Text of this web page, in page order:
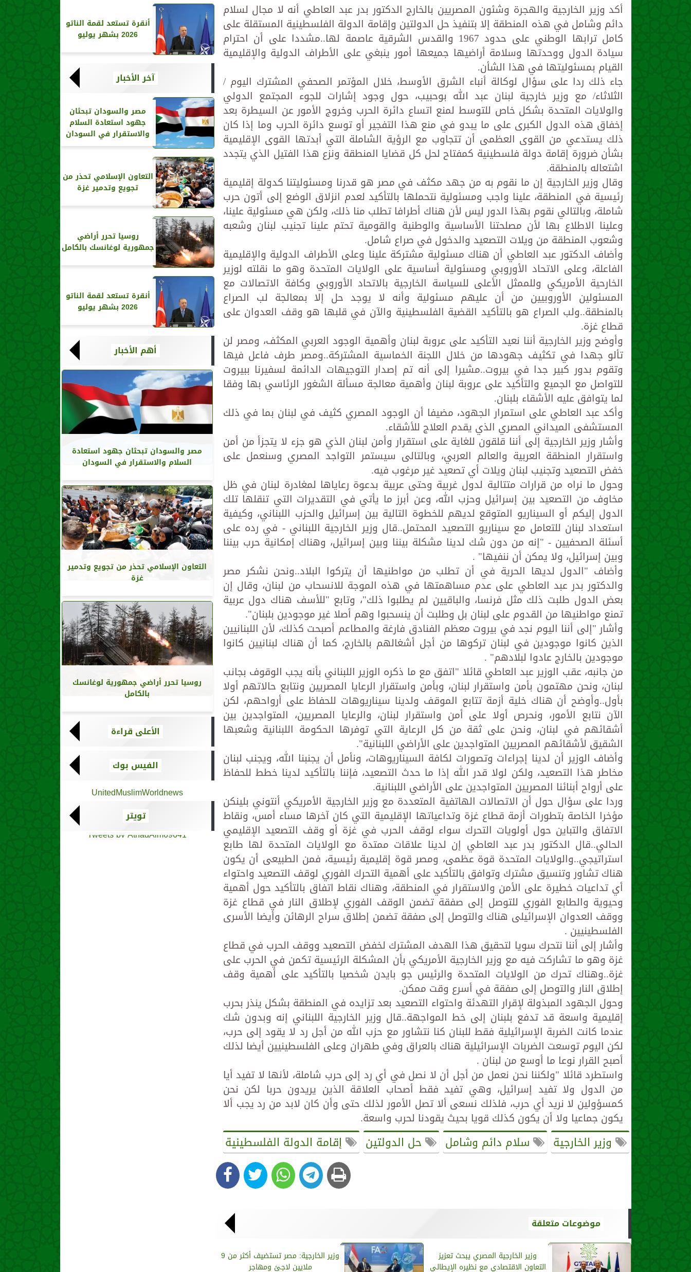
أكد وزير الخارجية والهجرة وشئون المصريين بالخارج الدكتور بدر عبد العاطي أنه لا مجال لسلام
دائم وشامل في هذه المنطقة إلا بتنفيذ حل الدولتين وإقامة الدولة الفلسطينية المستقلة على
كامل ترابها الوطني على حدود 1967 والقدس الشرقية عاصمة لها..مشددا على أن احترام
سيادة الدول ووحدتها وسلامة أراضيها جميعها أمور ينبغي على الأطراف الدولية والإقليمية
القيام بمسئوليتها في هذا الشأن.
جاء ذلك ردا على سؤال لوكالة أنباء الشرق الأوسط، خلال المؤتمر الصحفي المشترك اليوم /
الثلاثاء/ مع وزير خارجية لبنان عبد الله بوحبيب، حول وجود إشارات للجوء المجتمع الدولي
والولايات المتحدة بشكل خاص للتوسط لمنع اتساع دائرة الحرب وخروج الأمور عن السيطرة بعد
إخفاق هذه الدول الكبرى على ما يبدو في منع هذا التفجير أو توسع دائرة الحرب وما إذا كان
ذلك يستدعي من القوى العظمى أن تتجاوب مع الرؤية الشاملة التي أبدتها القوى الإقليمية
بشأن ضرورة إقامة دولة فلسطينية كمفتاح لحل كل قضايا المنطقة ونزع هذا الفتيل الذي يتجدد
اشتعاله بالمنطقة.
وقال وزير الخارجية إن ما نقوم به من جهد مكثف في مصر هو قدرنا ومسئوليتنا كدولة إقليمية
رئيسية في المنطقة، علينا واجب ومسئولية نتحملها بالتأكيد لعدم انزلاق الوضع إلى أتون حرب
شاملة، وبالتالي نقوم بهذا الدور ليس لأن هناك أطرافا تطلب منا ذلك، ولكن هي مسئولية علينا،
وعلينا الاطلاع بها لأن مصلحتنا الأساسية والوطنية والقومية تحتم علينا تجنيب لبنان وشعبه
وشعوب المنطقة من ويلات التصعيد والدخول في صراع شامل.
وأضاف الدكتور عبد العاطي أن هناك مسئولية مشتركة علينا وعلى الأطراف الدولية والإقليمية
الفاعلة، وعلى الاتحاد الأوروبي ومسئولية أساسية على الولايات المتحدة وهو ما نقلته لوزير
الخارحية الأمريكي وللممثل الأعلى للسياسة الخارجية بالاتحاد الأوروبي وكافة الاتصالات مع
المسئولين الأوروبيين من أن عليهم مسئولية وأنه لا يوجد حل إلا بمعالجة لب الصراع
بالمنطقة..ولب الصراع هو بالتأكيد القضية الفلسطينية والآن في قلبها هو وقف العدوان على
قطاع غزة.
وأوضح وزير الخارجية أننا نعيد التأكيد على عروبة لبنان وأهمية الوجود العربي المكثف، ومصر لن
تألو جهدا في تكثيف جهودها من خلال اللجنة الخماسية المشتركة..ومصر طرف فاعل فيها
وتقوم بدور كبير جدا في بيروت..مشيرا إلى أنه تم إصدار التوجيهات الدائمة لسفيرنا ببيروت
للتواصل مع الجميع والتأكيد على عروبة لبنان وأهمية معالجة مسألة الشغور الرئاسي بها وفقا
لما يتوافق عليه الأشقاء بلبنان.
وأكد عبد العاطي على استمرار الجهود، مضيفا أن الوجود المصري كثيف في لبنان بما في ذلك
المستشفى الميداني المصري الذي يقدم العلاج للأشقاء.
وأشار وزير الخارجية إلى أننا قلقون للغاية على استقرار وأمن لبنان الذي هو جزء لا يتجزأ من أمن
واستقرار المنطقة العربية والعالم العربي، وبالتالى سيستمر التواجد المصري وسنعمل على
خفض التصعيد وتجنيب لبنان ويلات أي تصعيد غير مرغوب فيه.
وحول ما نراه من قرارات متتالية لدول غربية وحتى عربية بدعوة رعاياها لمغادرة لبنان في ظل
مخاوف من التصعيد بين إسرائيل وحزب الله، وعن أبرز ما يأتي في التقديرات التي تنقلها تلك
الدول إليكم أو السيناريو المتوقع لديهم للخطوة التالية بين إسرائيل والحزب اللبناني، وكيفية
استعداد لبنان للتعامل مع سيناريو التصعيد المحتمل..قال وزير الخارجية اللبناني - في رده على
أسئلة الصحفيين - "إنه من دون شك لدينا مشكلة بيننا وبين إسرائيل، وهناك إمكانية حرب بيننا
وبين إسرائيل، ولا يمكن أن ننفيها" .
وأضاف "الدول لديها الحرية في أن تطلب من مواطنيها أن يتركوا البلاد..ونحن نشكر مصر
والدكتور بدر عبد العاطي على عدم مساهمتها في هذه الموجة للانسحاب من لبنان، وقال إن
بعض الدول طلبت ذلك مثل فرنسا، والباقيين لم يطلبوا ذلك"، وتابع "للأسف هناك دول عربية
تمنع مواطنيها من القدوم على لبنان بل وطلبت أن ينسحبوا وهم أصلا غير موجودين بلبنان".
وأشار "إلى أننا اليوم نجد في بيروت معظم الفنادق فارغة والمطاعم أصبحت كذلك، لأن اللبنانيين
الذين كانوا موجودين في لبنان تركوها من أجل أشغالهم بالخارج، كما أن هناك لبنانيين كانوا
موجودين بالخارج عادوا لبلادهم" .
من جانبه، عقب الوزير عبد العاطي قائلا "اتفق مع ما ذكره الوزير اللبناني بأنه يجب الوقوف بجانب
لبنان، ونحن مهتمون بأمن واستقرار لبنان، وبأمن واستقرار الرعايا المصريين ونتابع حالاتهم أولا
بأول..وأوضح أن هناك خلية أزمة تتابع الموقف ولدينا سيناريوهات للحفاظ على أرواحهم، لكن
الآن نتابع الأمور، ونحرص أولا على أمن واستقرار لبنان، والرعايا المصريين، المتواجدين بين
أشقائهم في لبنان، ونحن على ثقة من كل الرعاية التي توفرها الحكومة اللبنانية وشعبها
الشقيق لأشقائهم المصريين المتواجدين على الأراضي اللبنانية".
وأضاف الوزير أن لدينا إجراءات وتصورات لكافة السيناريوهات، ونأمل أن يجنبنا الله، ويجنب لبنان
مخاطر هذا التصعيد، ولكن لولا قدر الله إذا ما حدث التصعيد، فإننا بالتأكيد لدينا خطط للحفاظ
على أرواح أبنائنا المصريين المتواجدين على الأراضي اللبنانية.
وردا على سؤال حول أن الاتصالات الهاتفية المتعددة مع وزير الخارجية الأمريكي أنتوني بلينكن
مؤخرا الخاصة بتطورات أزمة قطاع غزة وتداعياتها الإقليمية التي كان آخرها مساء أمس، ونقاط
الاتفاق والتباين حول أولويات التحرك سواء لوقف الحرب في غزة أو وقف التصعيد الإقليمي
الحالي..قال الدكتور بدر عبد العاطي إن لدينا علاقات ممتدة مع الولايات المتحدة لها طابع
استراتيجي..والولايات المتحدة قوة عظمى، ومصر قوة إقليمية رئيسية، فمن الطبيعى أن يكون
هناك تشاور وتنسيق مشترك وتوافق بالتأكيد على أهمية التحرك الفوري لوقف التصعيد واحتواء
أي تداعيات خطيرة على الأمن والاستقرار في المنطقة، وهناك نقاط اتفاق بالتأكيد حول أهمية
وحيوية والطابع الفوري للتوصل إلى صفقة تضمن الوقف الفوري لإطلاق النار في قطاع غزة
ووقف العدوان الإسرائيلى هناك والتوصل إلى صفقة تضمن إطلاق سراح الرهائن وأيضا الأسرى
الفلسطينيين .
وأشار إلى أننا نتحرك سويا لتحقيق هذا الهدف المشترك لخفض التصعيد ووقف الحرب في قطاع
غزة وهو ما تشاركت فيه مع وزير الخارجية الأمريكي بأن المشكلة الرئيسية تكمن في الحرب على
غزة..وهناك تحرك من الولايات المتحدة والرئيس جو بايدن شخصيا بالتأكيد على أهمية وقف
إطلاق النار والتوصل إلى صفقة في أسرع وقت ممكن.
وحول الجهود المبذولة لإقرار التهدئة واحتواء التصعيد بعد تزايده في المنطقة بشكل ينذر بحرب
إقليمية واسعة قد تدفع بلبنان إلى خط المواجهة..قال وزير الخارجية اللبناني إنه وبدون شك
عندما كانت الضربة الإسرائيلية فقط للبنان كنا نتشاور مع حزب الله من أجل رد لا يقود إلى حرب،
لكن اليوم توسعت الضربات الإسرائيلية هناك بالعراق وفي طهران وعلى الفلسطينيين أيضا لذلك
أصبح القرار نوعا ما أوسع من لبنان .
واستطرد قائلا "ولكننا نحن نعمل من أجل أن لا نصل في أي رد إلى حرب شاملة، لأنها لا تفيد أيا
من الدول ولا تفيد إسرائيل، وهي تفيد فقط أصحاب العلاقة الذين يريدون حربا لكن نحن
كمسؤولين لا نريد أي حرب، فلذلك نسعى ألا تصل الأمور لذلك حتى وأن كان لابد من رد يجب ألا
يكون جماعيا ولا أن يكون كذلك قويا بحيث يقودنا لحرب واسعة.
وزير الخارجية سلام دائم وشامل حل الدولتين إقامة الدولة الفلسطينية
موضوعات متعلقة
وزير الخارجية المصري يبحث تعزيز
التعاون الاقتصادي مع نظيره الإيطالي
وزير الخارجية: مصر تستضيف أكثر من 9
ملايين لاجئ ومهاجر
أنقرة تستعد لقمة الناتو
2026 بشهر يوليو
آخر الأخبار
مصر والسودان تبحثان
جهود استعادة السلام
والاستقرار في السودان
التعاون الإسلامي تحذر من
تجويع وتدمير غزة
روسيا تحرر أراضي
جمهورية لوغانسك بالكامل
أنقرة تستعد لقمة الناتو
2026 بشهر يوليو
أهم الأخبار
مصر والسودان تبحثان جهود استعادة
السلام والاستقرار في السودان
التعاون الإسلامي تحذر من تجويع وتدمير
غزة
روسيا تحرر أراضي جمهورية لوغانسك
بالكامل
الأعلى قراءة
الفيس بوك
UnitedMuslimWorldnews
تويتر
Tweets by AthadAlm69641